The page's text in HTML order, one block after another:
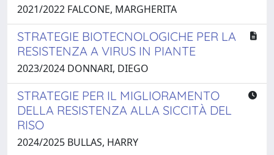
2021/2022 FALCONE, MARGHERITA
STRATEGIE BIOTECNOLOGICHE PER LA
RESISTENZA A VIRUS IN PIANTE
2023/2024 DONNARI, DIEGO
STRATEGIE PER IL MIGLIORAMENTO
DELLA RESISTENZA ALLA SICCITÀ DEL
RISO
2024/2025 BULLAS, HARRY